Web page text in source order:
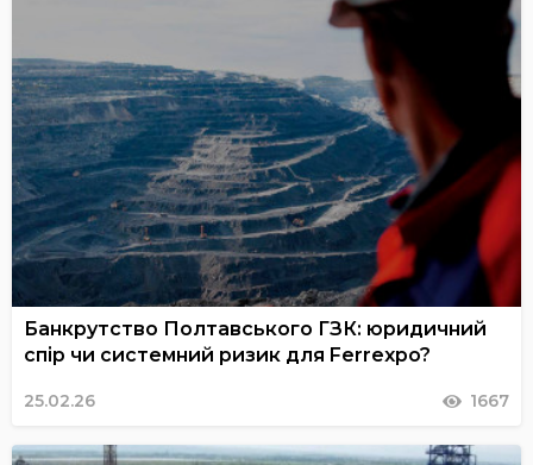
Банкрутство Полтавського ГЗК: юридичний
спір чи системний ризик для Ferrexpo?
25.02.26 1667